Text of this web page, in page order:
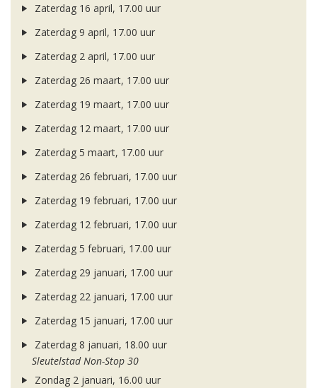
Zaterdag 16 april, 17.00 uur
Zaterdag 9 april, 17.00 uur
Zaterdag 2 april, 17.00 uur
Zaterdag 26 maart, 17.00 uur
Zaterdag 19 maart, 17.00 uur
Zaterdag 12 maart, 17.00 uur
Zaterdag 5 maart, 17.00 uur
Zaterdag 26 februari, 17.00 uur
Zaterdag 19 februari, 17.00 uur
Zaterdag 12 februari, 17.00 uur
Zaterdag 5 februari, 17.00 uur
Zaterdag 29 januari, 17.00 uur
Zaterdag 22 januari, 17.00 uur
Zaterdag 15 januari, 17.00 uur
Zaterdag 8 januari, 18.00 uur
Sleutelstad Non-Stop 30
Zondag 2 januari, 16.00 uur